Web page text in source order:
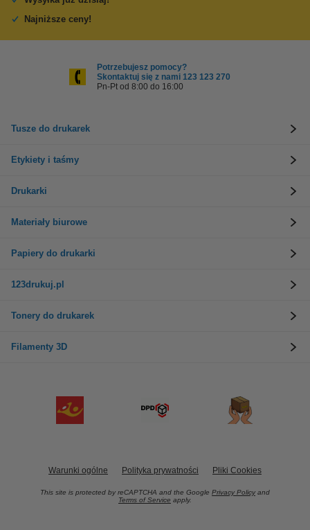
Najniższe ceny!
Potrzebujesz pomocy?
Skontaktuj się z nami 123 123 270
Pn-Pt od 8:00 do 16:00
Tusze do drukarek
Etykiety i taśmy
Drukarki
Materiały biurowe
Papiery do drukarki
123drukuj.pl
Tonery do drukarek
Filamenty 3D
Warunki ogólne Polityka prywatności Pliki Cookies
This site is protected by reCAPTCHA and the Google Privacy Policy and
Terms of Service apply.